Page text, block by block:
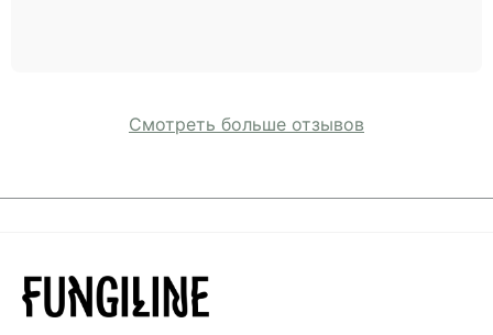
Смотреть больше отзывов